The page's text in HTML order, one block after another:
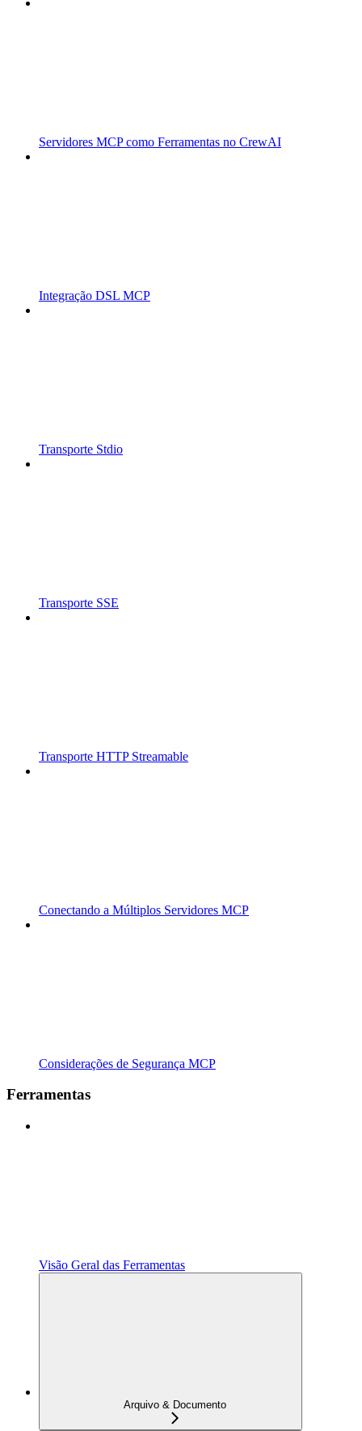
Servidores MCP como Ferramentas no CrewAI
Integração DSL MCP
Transporte Stdio
Transporte SSE
Transporte HTTP Streamable
Conectando a Múltiplos Servidores MCP
Considerações de Segurança MCP
Ferramentas
Visão Geral das Ferramentas
Arquivo & Documento